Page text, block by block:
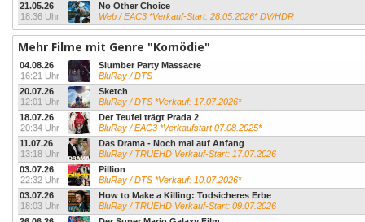
21.05.26
18:36 Uhr
No Other Choice
Web / EAC3 *Verkauf-Start: 28.05.2026* DV/HDR
Mehr Filme mit Genre "Komödie"
04.08.26
16:21 Uhr
Slumber Party Massacre
BluRay / DTS
20.07.26
12:01 Uhr
Sketch
BluRay / DTS *Verkauf: 17.07.2026*
18.07.26
20:34 Uhr
Der Teufel trägt Prada 2
BluRay / EAC3 *Verkaufstart 07.08.2025*
11.07.26
13:18 Uhr
Das Drama - Noch mal auf Anfang
BluRay / TRUEHD Verkauf-Start: 17.07.2026
03.07.26
22:32 Uhr
Pillion
BluRay / DTS *Verkauf: 10.07.2026*
03.07.26
18:03 Uhr
How to Make a Killing: Todsicheres Erbe
BluRay / TRUEHD Verkauf-Start: 09.07.2026